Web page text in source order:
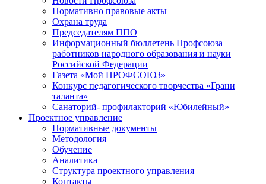
Нормативно правовые акты
Охрана труда
Председателям ППО
Информационный бюллетень Профсоюза
работников народного образования и науки
Российской Федерации
Газета «Мой ПРОФСОЮЗ»
Конкурс педагогического творчества «Грани
таланта»
Санаторий- профилакторий «Юбилейный»
Проектное управление
Нормативные документы
Методология
Обучение
Аналитика
Структура проектного управления
Контакты